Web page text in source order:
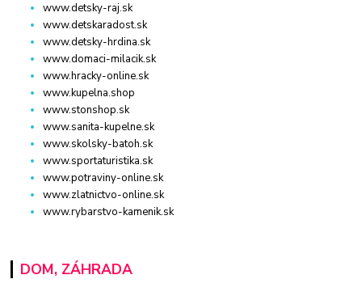
www.detsky-raj.sk
www.detskaradost.sk
www.detsky-hrdina.sk
www.domaci-milacik.sk
www.hracky-online.sk
www.kupelna.shop
www.stonshop.sk
www.sanita-kupelne.sk
www.skolsky-batoh.sk
www.sportaturistika.sk
www.potraviny-online.sk
www.zlatnictvo-online.sk
www.rybarstvo-kamenik.sk
DOM, ZÁHRADA